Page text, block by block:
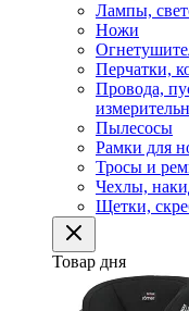
Лампы,
Ножи
Перчатки,
Провода,
Пылесосы
Рамки для
Тросы и
Чехлы,
Щетки,
Товар дня